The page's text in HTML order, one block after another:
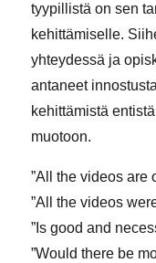
tyypillistä on sen
kehittämiselle.
yhteydessä ja
antaneet
kehittämistä
muotoon.
”All the videos are
”All the videos
”Is good and
”Would there be